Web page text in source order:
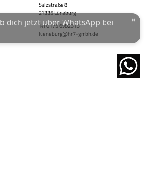
Salzstraße 8
21335 Lüneburg
Tel 0175 6982313
lueneburg@hr7-gmbh.de
dich jetzt über WhatsApp bei
×
und dasImpressumgelesen.